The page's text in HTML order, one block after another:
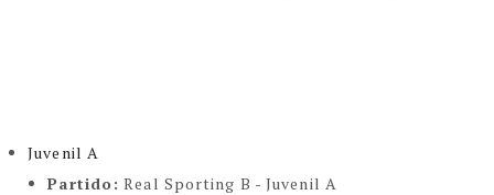
Juvenil A
Partido: Real Sporting B - Juvenil A